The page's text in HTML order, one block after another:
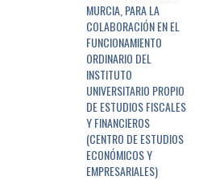
MURCIA, PARA LA
COLABORACIÓN EN EL
FUNCIONAMIENTO
ORDINARIO DEL
INSTITUTO
UNIVERSITARIO PROPIO
DE ESTUDIOS FISCALES
Y FINANCIEROS
(CENTRO DE ESTUDIOS
ECONÓMICOS Y
EMPRESARIALES)